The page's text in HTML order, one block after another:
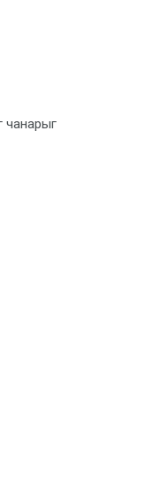
чанарыг